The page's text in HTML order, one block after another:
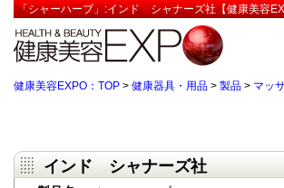
「シャーハーブ」:インド シャナーズ社【健康美容
健康美容EXPO：TOP > 健康器具・用品 > 製品 > マッ
インド シャナーズ社